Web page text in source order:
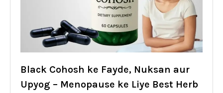
Black Cohosh ke Fayde, Nuksan aur
Upyog – Menopause ke Liye Best Herb